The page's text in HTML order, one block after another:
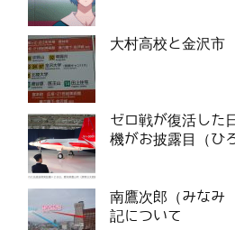
大村高校と金沢市
ゼロ戦が復活した
機がお披露目（ひ
南鷹次郎（みなみ
記について